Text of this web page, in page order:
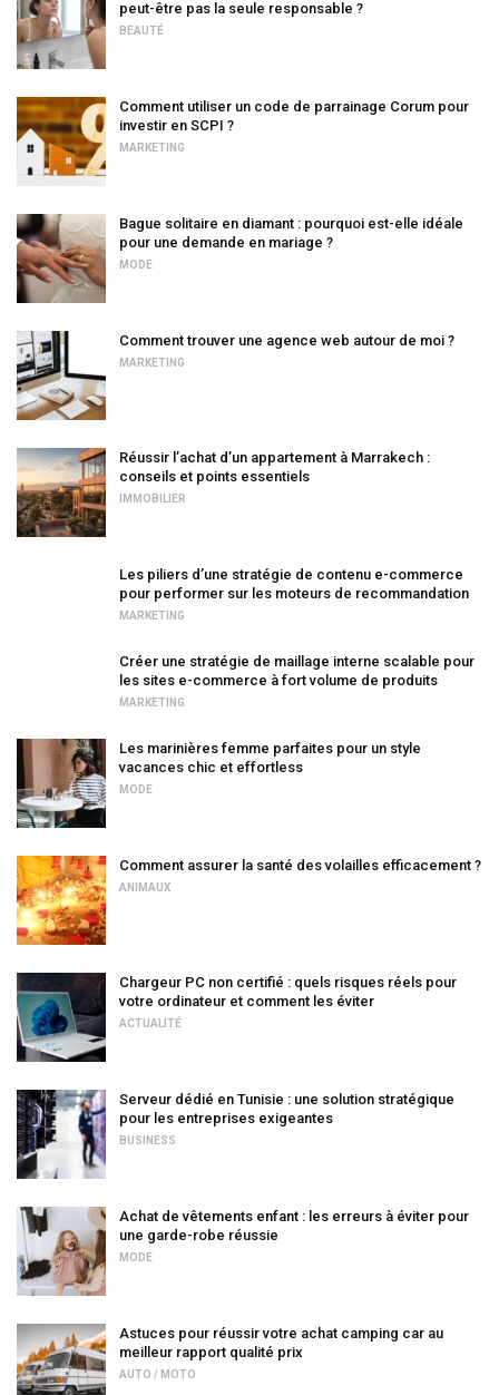
peut-être pas la seule responsable ?
BEAUTÉ
Comment utiliser un code de parrainage Corum pour
investir en SCPI ?
MARKETING
Bague solitaire en diamant : pourquoi est-elle idéale
pour une demande en mariage ?
MODE
Comment trouver une agence web autour de moi ?
MARKETING
Réussir l’achat d’un appartement à Marrakech :
conseils et points essentiels
IMMOBILIER
Les piliers d’une stratégie de contenu e-commerce
pour performer sur les moteurs de recommandation
MARKETING
Créer une stratégie de maillage interne scalable pour
les sites e-commerce à fort volume de produits
MARKETING
Les marinières femme parfaites pour un style
vacances chic et effortless
MODE
Comment assurer la santé des volailles efficacement ?
ANIMAUX
Chargeur PC non certifié : quels risques réels pour
votre ordinateur et comment les éviter
ACTUALITÉ
Serveur dédié en Tunisie : une solution stratégique
pour les entreprises exigeantes
BUSINESS
Achat de vêtements enfant : les erreurs à éviter pour
une garde-robe réussie
MODE
Astuces pour réussir votre achat camping car au
meilleur rapport qualité prix
AUTO / MOTO